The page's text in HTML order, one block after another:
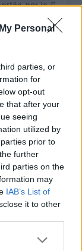
Personal
parties, or
for
opt-out
that after your
seeing
utilized by
prior to
further
parties on the
may
IAB’s List of
it to other
par le
fait son grand
: chaque
motorisée et
à tous,
bien aux
qu’aux
ou en famille.
de gravir les
toute sécurité,
aux cyclistes
à laquelle la
à moteur. En
de produits
que tu puisses